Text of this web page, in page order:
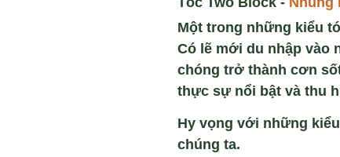
Một trong những kiểu
Có lẽ mới du nhập vào
chóng trở thành cơn
thực sự nổi bật và thu
Hy vọng với những
chúng ta.